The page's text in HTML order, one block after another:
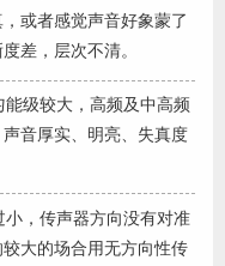
或者感觉声音好象蒙了
差，层次不清。
级较大，高频及中高频
音厚实、明亮、失真度
，传声器方向没有对准
大的场合用无方向性传